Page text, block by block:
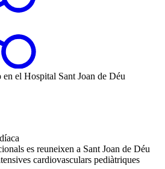
es reuneixen a Sant Joan de Déu
cardiovasculars pediàtriques